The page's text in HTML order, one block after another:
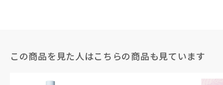
この商品を見た人はこちらの商品も見ています